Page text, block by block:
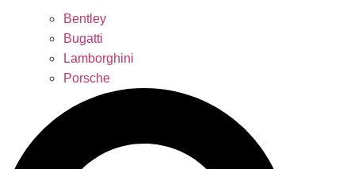
Bentley
Bugatti
Lamborghini
Porsche